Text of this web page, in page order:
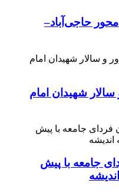
حاجی‌آباد–
شهیدان امام
جامعه با پیش